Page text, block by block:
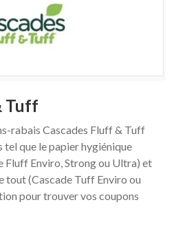
Tuff
rabais Cascades Fluff & Tuff
que le papier hygiénique
Fluff Enviro, Strong ou Ultra) et
tout (Cascade Tuff Enviro ou
pour trouver vos coupons